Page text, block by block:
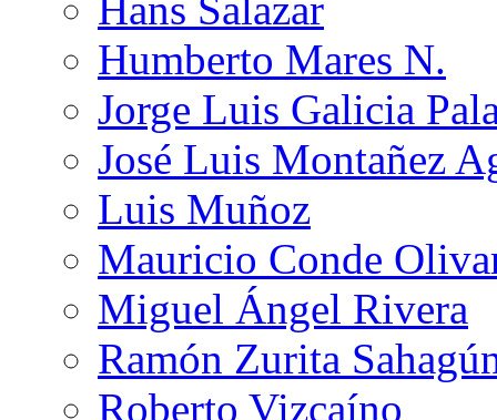
Humberto Mares N.
Jorge Luis Galicia
José Luis Montañez
Luis Muñoz
Mauricio Conde
Miguel Ángel Rivera
Ramón Zurita
Roberto Vizcaíno